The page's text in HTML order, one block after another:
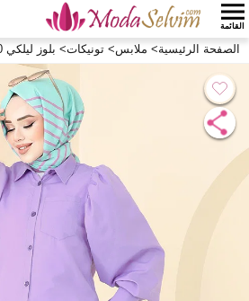
القائمة
الصفحة الرئيسية> ملابس> تونيكات> بلوز ليلكي 3039KTR750